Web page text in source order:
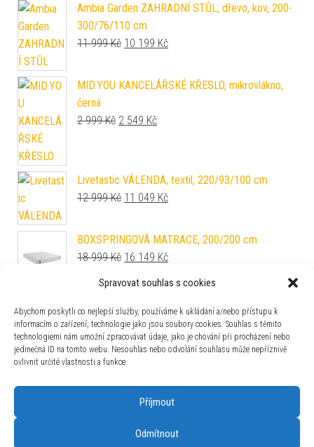
Spravovat souhlas s cookies
Abychom poskytli co nejlepší služby, používáme k ukládání a/nebo přístupu k
informacím o zařízení, technologie jako jsou soubory cookies. Souhlas s těmito
technologiemi nám umožní zpracovávat údaje, jako je chování při procházení nebo
jedinečná ID na tomto webu. Nesouhlas nebo odvolání souhlasu může nepříznivě
ovlivnit určité vlastnosti a funkce.
Příjmout
Odmítnout
Ambia Garden ZAHRADNÍ STŮL, dřevo, kov, 200-
300/76/110 cm
11 999Kč Původní cena byla: 11 999 Kč.
10 199 KčAktuální cena je: 10 199 Kč.
MID.YOU KANCELÁŘSKÉ KŘESLO, mikrovlákno,
černá
2 999Kč Původní cena byla: 2 999 Kč.
2 549 KčAktuální cena je: 2 549 Kč.
Livetastic VÁLENDA, textil, 220/93/100 cm
12 999Kč Původní cena byla: 12 999 Kč.
11 049 KčAktuální cena je: 11 049 Kč.
BOXSPRINGOVÁ MATRACE, 200/200 cm
18 999Kč Původní cena byla: 18 999 Kč.
16 149 KčAktuální cena je: 16 149 Kč.
krémová
41 990KčPůvodní cena byla: 41 990 Kč.
35 692KčAktuální cena je: 35 692 Kč.
Rauch Möbel ŠATNÍ SKŘÍŇ S OTOČNÝMI
12 299KčPůvodní cena byla: 12 299 Kč.
10 454KčAktuální cena je: 10 454 Kč.
Ambia Garden STOJAN DO ZEMĚ